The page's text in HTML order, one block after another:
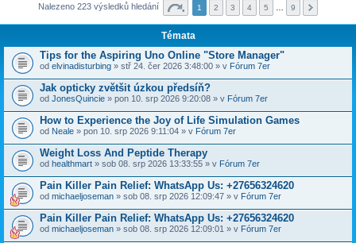
Nalezeno 223 výsledků hledání 1 2 3 4 5 9
Témata
Tips for the Aspiring Uno Online "Store Manager"
od elvinadisturbing » stř 24. čer 2026 3:48:00 » v Fórum 7er
Jak opticky zvětšit úzkou předsíň?
od JonesQuincie » pon 10. srp 2026 9:20:08 » v Fórum 7er
How to Experience the Joy of Life Simulation Games
od Neale » pon 10. srp 2026 9:11:04 » v Fórum 7er
Weight Loss And Peptide Therapy
od healthmart » sob 08. srp 2026 13:33:55 » v Fórum 7er
Pain Killer Pain Relief: WhatsApp Us: +27656324620
od michaeljoseman » sob 08. srp 2026 12:09:47 » v Fórum 7er
Pain Killer Pain Relief: WhatsApp Us: +27656324620
od michaeljoseman » sob 08. srp 2026 12:09:01 » v Fórum 7er